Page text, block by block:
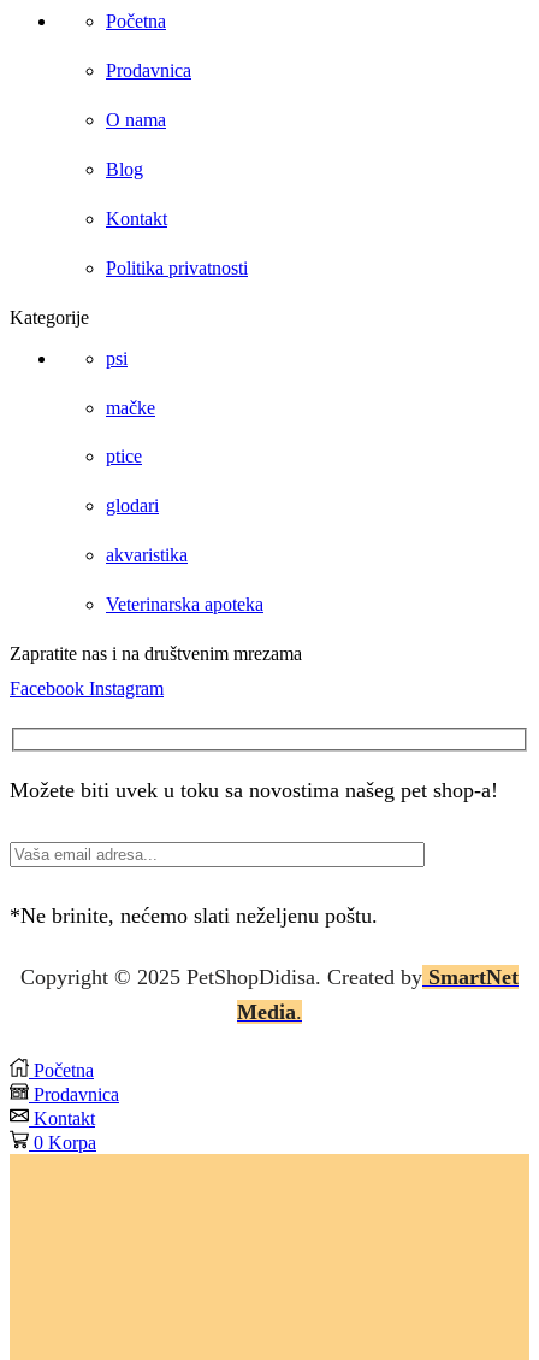
Početna
Prodavnica
O nama
Blog
Kontakt
Politika privatnosti
Kategorije
psi
mačke
ptice
glodari
akvaristika
Veterinarska apoteka
Zapratite nas i na društvenim mrezama
Facebook Instagram
Možete biti uvek u toku sa novostima našeg pet shop-a!
*Ne brinite, nećemo slati neželjenu poštu.
Copyright © 2025 PetShopDidisa. Created by SmartNet
Media.
Početna
Prodavnica
Kontakt
0 Korpa